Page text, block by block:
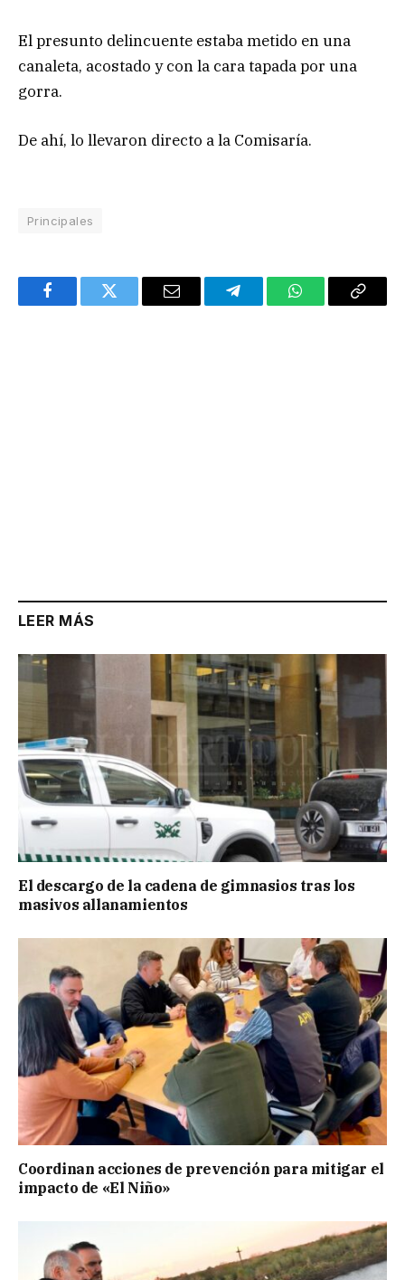
El presunto delincuente estaba metido en una
canaleta, acostado y con la cara tapada por una
gorra.
De ahí, lo llevaron directo a la Comisaría.
Principales
FacebookTwitter Email TelegramWhatsAppCopy
LEER MÁS
El descargo de la cadena de gimnasios tras los
masivos allanamientos
Coordinan acciones de prevención para mitigar el
impacto de «El Niño»